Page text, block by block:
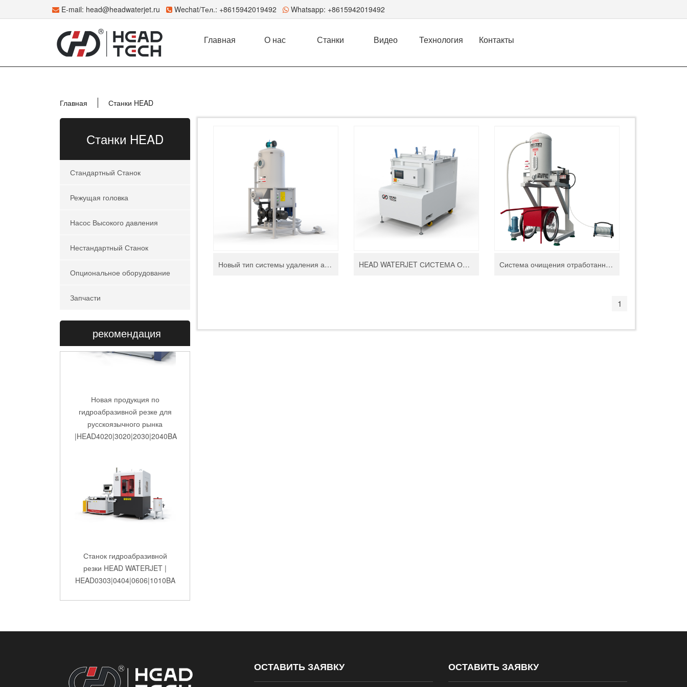
E-mail: head@headwaterjet.ru Wechat/Тел.: +8615942019492 Whatsapp: +8615942019492
Главная О нас Станки Видео Технология Контакты
Главная Станки HEAD
Станки HEAD
Стандартный Станок
Режущая головка
Насос Высокого давления
Нестандартный Станок
Опциональное оборудование
Запчасти
рекомендация
Новая продукция по
гидроабразивной резке для
русскоязычного рынка
|HEAD4020|3020|2030|2040BA
Станок гидроабразивной
резки HEAD WATERJET |
HEAD0303|0404|0606|1010BA
Новый тип системы удаления абразива HEAD WATERJET СИСТЕМА ОТКАЧКИ ШЛАМА HD-CS400 Система очищения отработанного абразива
1
ОСТАВИТЬ ЗАЯВКУ ОСТАВИТЬ ЗАЯВКУ